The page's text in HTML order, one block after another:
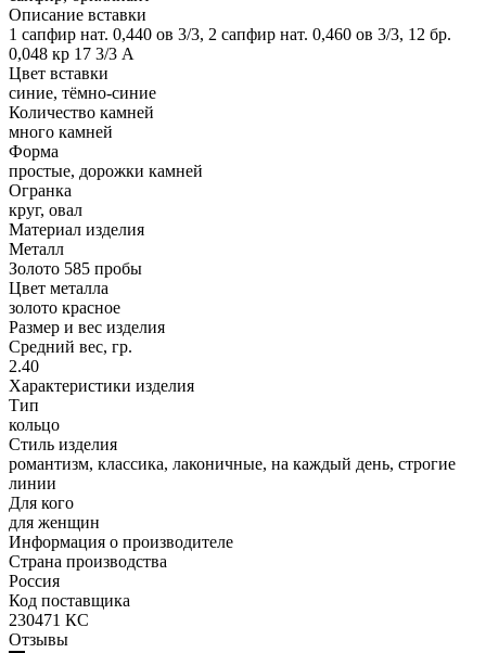
Описание вставки
1 сапфир нат. 0,440 ов 3/3, 2 сапфир нат. 0,460 ов 3/3, 12 бр.
0,048 кр 17 3/3 А
Цвет вставки
синие, тёмно-синие
Количество камней
много камней
Форма
простые, дорожки камней
Огранка
круг, овал
Материал изделия
Металл
Золото 585 пробы
Цвет металла
золото красное
Размер и вес изделия
Средний вес, гр.
2.40
Характеристики изделия
Тип
кольцо
Стиль изделия
романтизм, классика, лаконичные, на каждый день, строгие
линии
Для кого
для женщин
Информация о производителе
Страна производства
Россия
Код поставщика
230471 КС
Отзывы